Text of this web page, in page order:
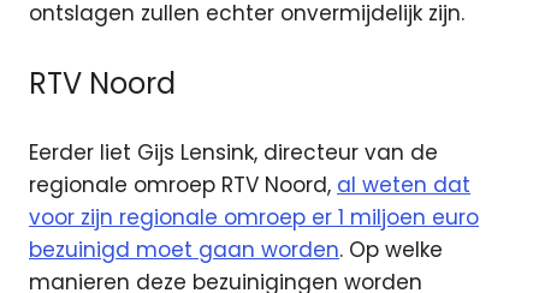
ontslagen zullen echter onvermijdelijk zijn.
RTV Noord
Eerder liet Gijs Lensink, directeur van de
regionale omroep RTV Noord, al weten dat
voor zijn regionale omroep er 1 miljoen euro
bezuinigd moet gaan worden. Op welke
manieren deze bezuinigingen worden